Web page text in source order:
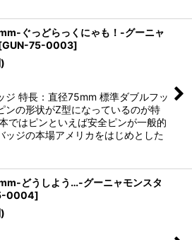
ぐっどらっくにゃも！-グーニャ
GUN-75-0003]
ジ 特長：直径75mm 標準ダブルフッ
ンの形状がZ型になっているのが特
ではピンといえば安全ピンが一般的
ッジの本場アメリカをはじめとした
どうしよう…-グーニャモンスタ
0004]